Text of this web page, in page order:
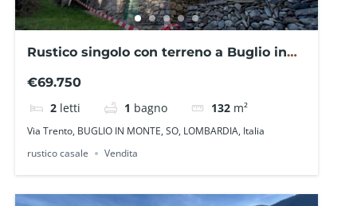
Rustico singolo con terreno a Buglio in
€69.750
2 letti 1 bagno 132 m²
Via Trento, BUGLIO IN MONTE, SO, LOMBARDIA, Italia
rustico casale
Vendita